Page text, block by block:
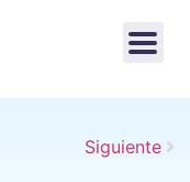
Siguiente